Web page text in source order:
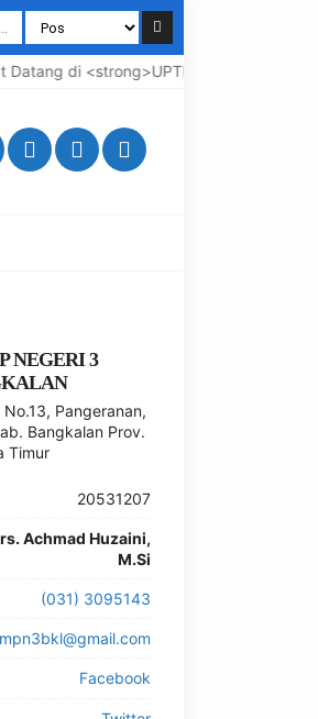
di <strong>UPTD SMP Negeri 3
NEGERI 3
Pangeranan,
Bangkalan Prov.
Timur
20531207
Achmad Huzaini,
M.Si
(031) 3095143
Facebook